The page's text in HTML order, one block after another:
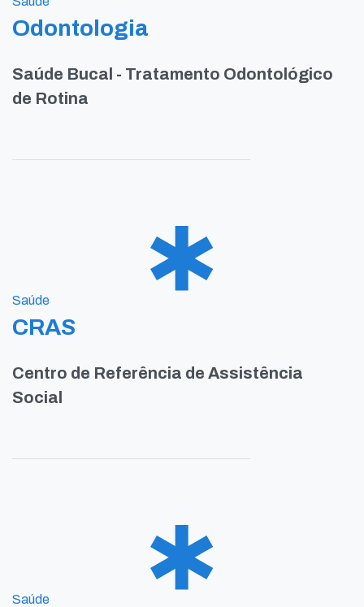
Odontologia
Saúde Bucal - Tratamento Odontológico
de Rotina
Saúde
CRAS
Centro de Referência de Assistência
Social
Saúde